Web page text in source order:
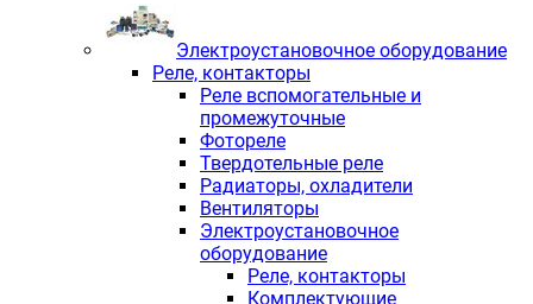
Электроустановочное оборудование
Реле, контакторы
Реле вспомогательные и
промежуточные
Фотореле
Твердотельные реле
Радиаторы, охладители
Вентиляторы
Электроустановочное
оборудование
Реле, контакторы
Комплектующие